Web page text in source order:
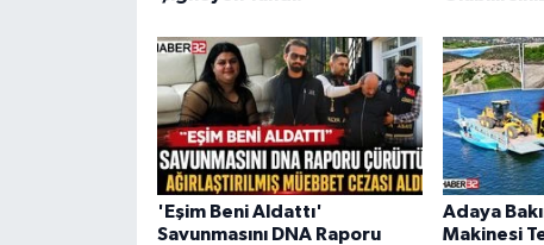
'Eşim Beni Aldattı'
Savunmasını DNA Raporu
Adaya
Makinesi